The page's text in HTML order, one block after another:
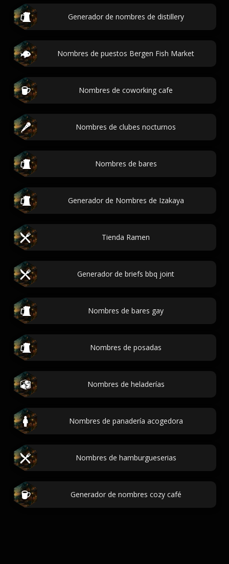
Generador de nombres de distillery
Nombres de puestos Bergen Fish Market
Nombres de coworking cafe
Nombres de clubes nocturnos
Nombres de bares
Generador de Nombres de Izakaya
Tienda Ramen
Generador de briefs bbq joint
Nombres de bares gay
Nombres de posadas
Nombres de heladerías
Nombres de panadería acogedora
Nombres de hamburgueserias
Generador de nombres cozy café